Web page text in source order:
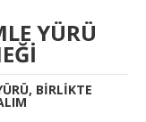
YÜRÜ
BIRLIKTE